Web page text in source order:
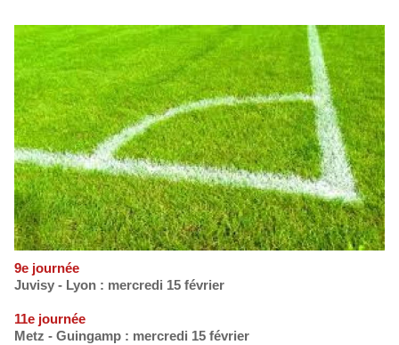
9e journée
Juvisy - Lyon : mercredi 15 février
11e journée
Metz - Guingamp : mercredi 15 février